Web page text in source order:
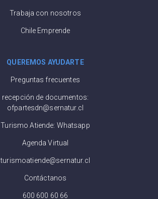
Trabaja con nosotros
Chile Emprende
QUEREMOS AYUDARTE
Preguntas frecuentes
recepción de documentos:
ofpartesdn@sernatur.cl
Turismo Atiende: Whatsapp
Agenda Virtual
turismoatiende@sernatur.cl
Contáctanos
600 600 60 66